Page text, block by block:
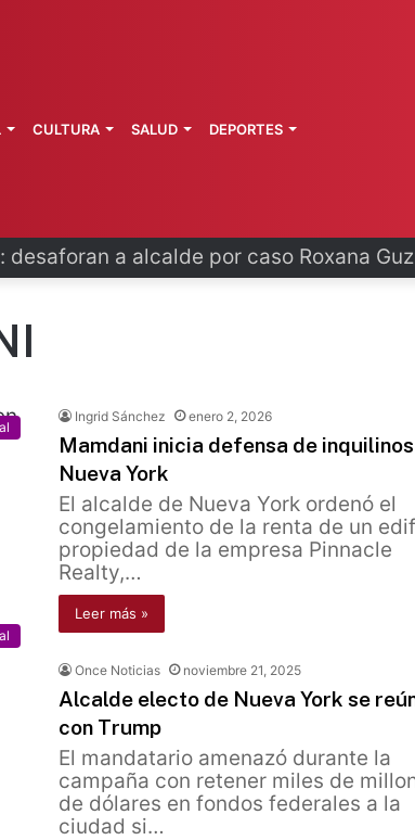
coordinación sanitaria en los
CULTURA SALUD DEPORTES
Ingrid Sánchez enero 2, 2026
Mamdani inicia defensa de
Nueva York
El alcalde de Nueva York ordenó el
congelamiento de la renta de un
propiedad de la empresa Pinnacle
Realty,…
Leer más »
Once Noticias noviembre 21, 2025
Alcalde electo de Nueva York se
con Trump
El mandatario amenazó durante la
campaña con retener miles de
de dólares en fondos federales a la
ciudad si…